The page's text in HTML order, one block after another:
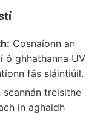
Cosnaíonn an
ó ghhathanna UV
fás sláintiúil.
scannán treisithe
in aghaidh